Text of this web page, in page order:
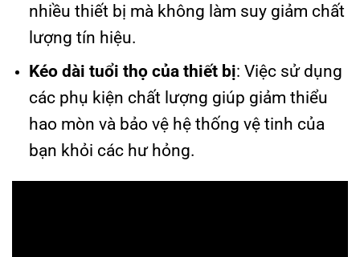
nhiều thiết bị mà không làm suy giảm chất
lượng tín hiệu.
Kéo dài tuổi thọ của thiết bị: Việc sử dụng
các phụ kiện chất lượng giúp giảm thiểu
hao mòn và bảo vệ hệ thống vệ tinh của
bạn khỏi các hư hỏng.